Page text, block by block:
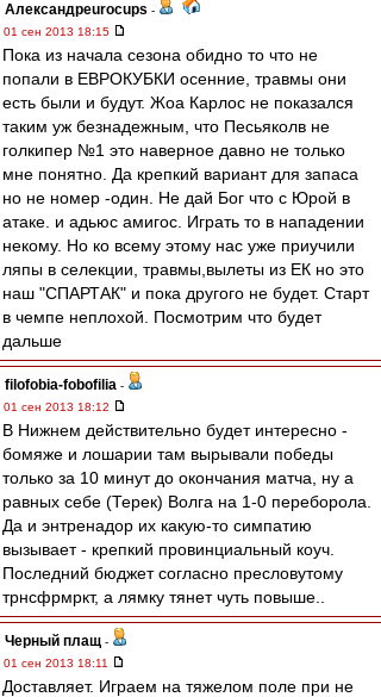
Александрeurocups -
01 сен 2013 18:15
Пока из начала сезона обидно то что не
попали в ЕВРОКУБКИ осенние, травмы они
есть были и будут. Жоа Карлос не показался
таким уж безнадежным, что Песьяколв не
голкипер №1 это наверное давно не только
мне понятно. Да крепкий вариант для запаса
но не номер -один. Не дай Бог что с Юрой в
атаке. и адьюс амигос. Играть то в нападении
некому. Но ко всему этому нас уже приучили
ляпы в селекции, травмы,вылеты из ЕК но это
наш "СПАРТАК" и пока другого не будет. Старт
в чемпе неплохой. Посмотрим что будет
дальше
filofobia-fobofilia -
01 сен 2013 18:12
В Нижнем действительно будет интересно -
бомяже и лошарии там вырывали победы
только за 10 минут до окончания матча, ну а
равных себе (Терек) Волга на 1-0 переборола.
Да и энтренадор их какую-то симпатию
вызывает - крепкий провинциальный коуч.
Последний бюджет согласно пресловутому
трнсфрмркт, а лямку тянет чуть повыше..
Черный плащ -
01 сен 2013 18:11
Доставляет. Играем на тяжелом поле при не